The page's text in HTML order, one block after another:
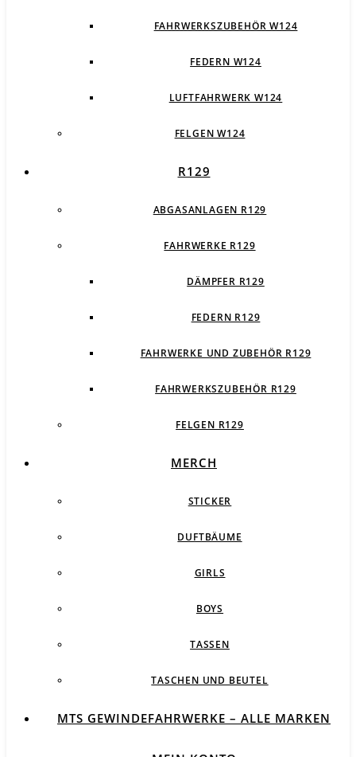
FAHRWERKSZUBEHÖR W124
FEDERN W124
LUFTFAHRWERK W124
FELGEN W124
R129
ABGASANLAGEN R129
FAHRWERKE R129
DÄMPFER R129
FEDERN R129
FAHRWERKE UND ZUBEHÖR R129
FAHRWERKSZUBEHÖR R129
FELGEN R129
MERCH
STICKER
DUFTBÄUME
GIRLS
BOYS
TASSEN
TASCHEN UND BEUTEL
MTS GEWINDEFAHRWERKE – ALLE MARKEN